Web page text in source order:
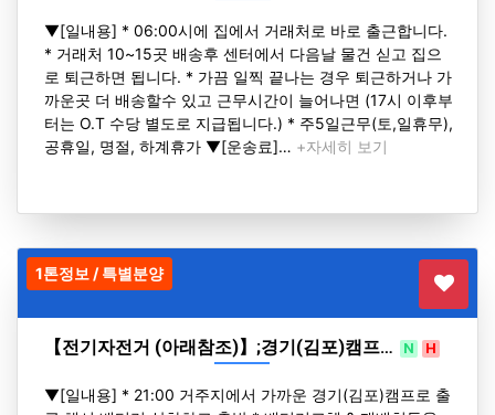
▼[일내용] * 06:00시에 집에서 거래처로 바로 출근합니다.
* 거래처 10~15곳 배송후 센터에서 다음날 물건 싣고 집으
로 퇴근하면 됩니다. * 가끔 일찍 끝나는 경우 퇴근하거나 가
까운곳 더 배송할수 있고 근무시간이 늘어나면 (17시 이후부
터는 O.T 수당 별도로 지급됩니다.) * 주5일근무(토,일휴무),
공휴일, 명절, 하계휴가 ▼[운송료]… +자세히 보기
1톤정보 / 특별분양
【전기자전거 (아래참조)】;경기(김포)캠프… N H
▼[일내용] * 21:00 거주지에서 가까운 경기(김포)캠프로 출